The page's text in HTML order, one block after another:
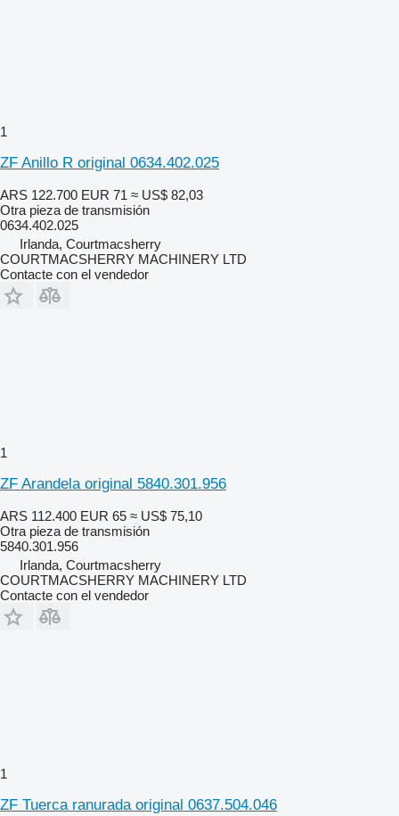
1
ZF Anillo R original 0634.402.025
ARS 122.700 EUR 71 ≈ US$ 82,03
Otra pieza de transmisión
0634.402.025
Irlanda, Courtmacsherry
COURTMACSHERRY MACHINERY LTD
Contacte con el vendedor
1
ZF Arandela original 5840.301.956
ARS 112.400 EUR 65 ≈ US$ 75,10
Otra pieza de transmisión
5840.301.956
Irlanda, Courtmacsherry
COURTMACSHERRY MACHINERY LTD
Contacte con el vendedor
1
ZF Tuerca ranurada original 0637.504.046